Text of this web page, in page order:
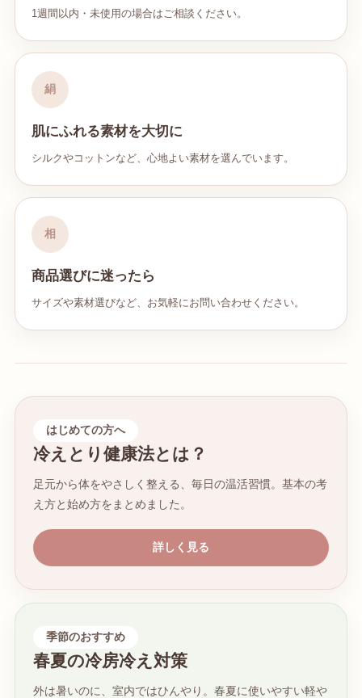
1週間以内・未使用の場合はご相談ください。
絹
肌にふれる素材を大切に
シルクやコットンなど、心地よい素材を選んでいます。
相
商品選びに迷ったら
サイズや素材選びなど、お気軽にお問い合わせください。
はじめての方へ
冷えとり健康法とは？
足元から体をやさしく整える、毎日の温活習慣。基本の考
え方と始め方をまとめました。
詳しく見る
季節のおすすめ
春夏の冷房冷え対策
外は暑いのに、室内ではひんやり。春夏に使いやすい軽や